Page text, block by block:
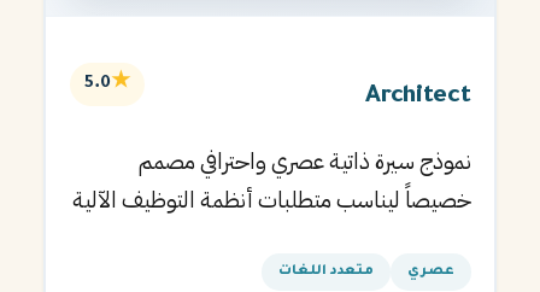
Architect
★
5.0
نموذج سيرة ذاتية عصري واحترافي مصمم
خصيصاً ليناسب متطلبات أنظمة التوظيف الآلية
عصري متعدد اللغات